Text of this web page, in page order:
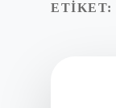
ETIKET: